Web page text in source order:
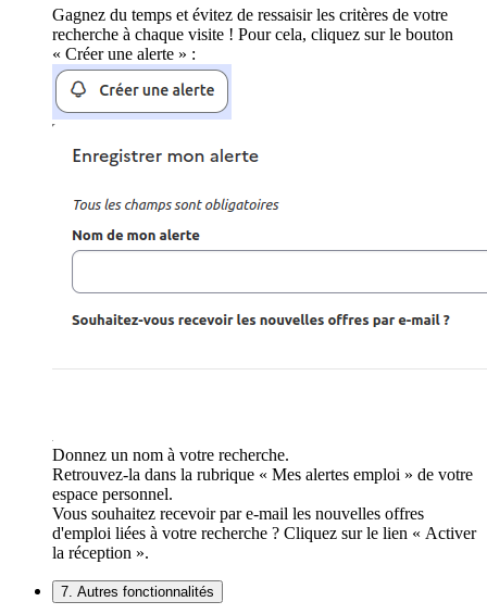
Gagnez du temps et évitez de ressaisir les critères de votre
recherche à chaque visite ! Pour cela, cliquez sur le bouton
« Créer une alerte » :
Donnez un nom à votre recherche.
Retrouvez-la dans la rubrique « Mes alertes emploi » de votre
espace personnel.
Vous souhaitez recevoir par e-mail les nouvelles offres
d'emploi liées à votre recherche ? Cliquez sur le lien « Activer
la réception ».
7. Autres fonctionnalités